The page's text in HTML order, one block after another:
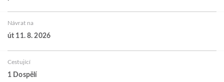
Návrat na
út 11. 8. 2026
Cestující
1 Dospělí